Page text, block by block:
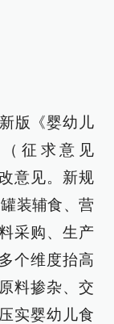
版《婴幼儿
征求意见
意见。新规
装辅食、营
采购、生产
个维度抬高
料掺杂、交
实婴幼儿食